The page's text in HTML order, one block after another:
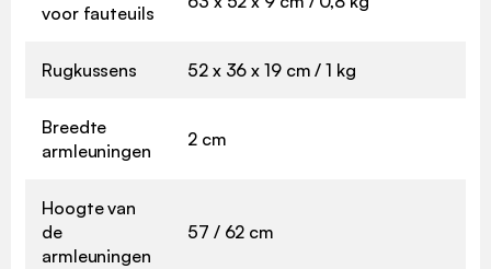
voor fauteuils
Rugkussens 52 x 36 x 19 cm / 1 kg
Breedte
armleuningen
2 cm
Hoogte van
de
armleuningen
57 / 62 cm